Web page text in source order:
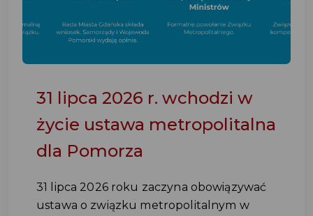
31 lipca 2026 r. wchodzi w
życie ustawa metropolitalna
dla Pomorza
31 lipca 2026 roku zaczyna obowiązywać
ustawa o związku metropolitalnym w